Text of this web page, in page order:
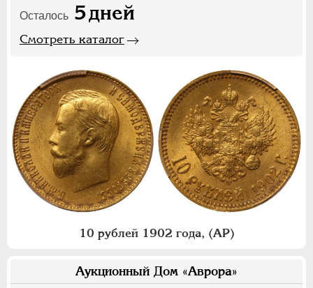
Осталось 5дней
Смотреть каталог
10 рублей 1902 года, (АР)
Аукционный Дом «Аврора»